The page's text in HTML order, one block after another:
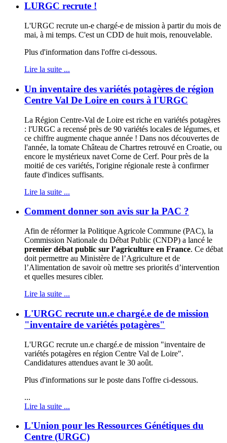
LURGC recrute !
L'URGC recrute un-e chargé-e de mission à partir du mois de
mai, à mi temps. C'est un CDD de huit mois, renouvelable.
Plus d'information dans l'offre ci-dessous.
Lire la suite ...
Un inventaire des variétés potagères de région
Centre Val De Loire en cours à l'URGC
La Région Centre-Val de Loire est riche en variétés potagères
: l'URGC a recensé près de 90 variétés locales de légumes, et
ce chiffre augmente chaque année ! Dans nos découvertes de
l'année, la tomate Château de Chartres retrouvé en Croatie, ou
encore le mystérieux navet Corne de Cerf. Pour près de la
moitié de ces variétés, l'origine régionale reste à confirmer
faute d'indices suffisants.
Lire la suite ...
Comment donner son avis sur la PAC ?
Afin de réformer la Politique Agricole Commune (PAC), la
Commission Nationale du Débat Public (CNDP) a lancé le
premier débat public sur l’agriculture en France. Ce débat
doit permettre au Ministère de l’Agriculture et de
l’Alimentation de savoir où mettre ses priorités d’intervention
et quelles mesures cibler.
Lire la suite ...
L'URGC recrute un.e chargé.e de de mission
"inventaire de variétés potagères"
L'URGC recrute un.e chargé.e de mission "inventaire de
variétés potagères en région Centre Val de Loire".
Candidatures attendues avant le 30 août.
Plus d'informations sur le poste dans l'offre ci-dessous.
...
Lire la suite ...
L'Union pour les Ressources Génétiques du
Centre (URGC)